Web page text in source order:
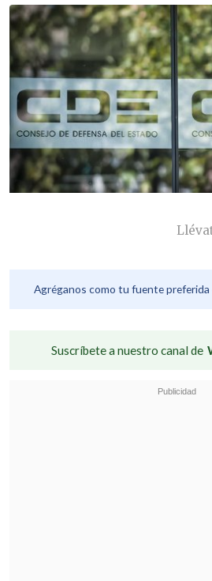
Agréganos como tu fuente preferida
Suscríbete a nuestro canal de